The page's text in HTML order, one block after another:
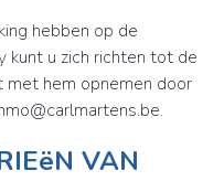
hebben op de
kunt u zich richten tot de
met hem opnemen door
VAN